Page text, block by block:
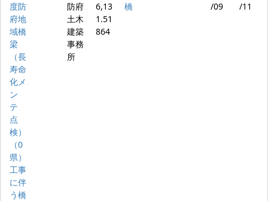
度防
府地
域橋
梁
（長
寿命
化メ
ン
テ
点
検）
（0
県）
工事
に伴
う橋
防府
土木
建築
事務
所
6,13
1.51
864
橋
/09
/11